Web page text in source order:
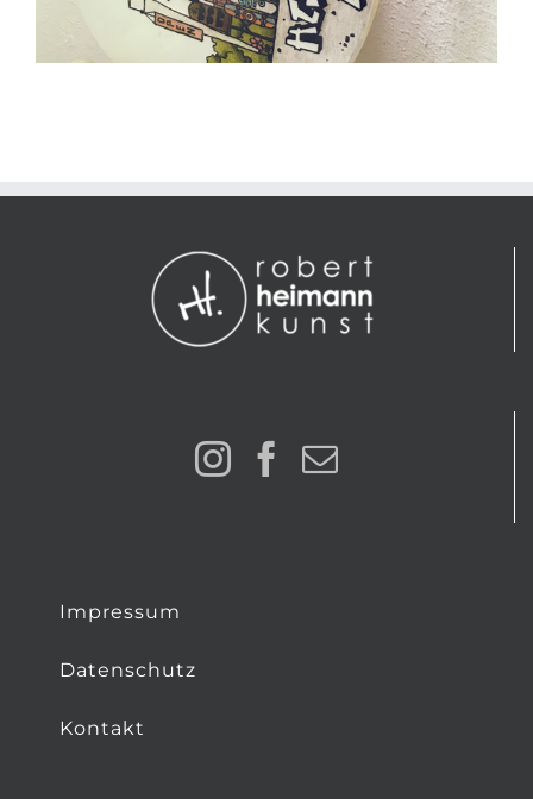
Impressum
Datenschutz
Kontakt